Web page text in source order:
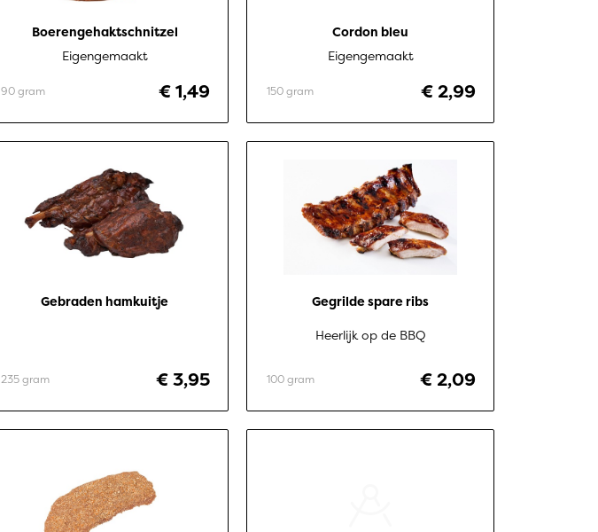
Boerengehaktschnitzel
Eigengemaakt
€ 1,49
90 gram
Cordon bleu
Eigengemaakt
€ 2,99
150 gram
Gebraden hamkuitje
€ 3,95
235 gram
Gegrilde spare ribs
Heerlijk op de BBQ
€ 2,09
100 gram